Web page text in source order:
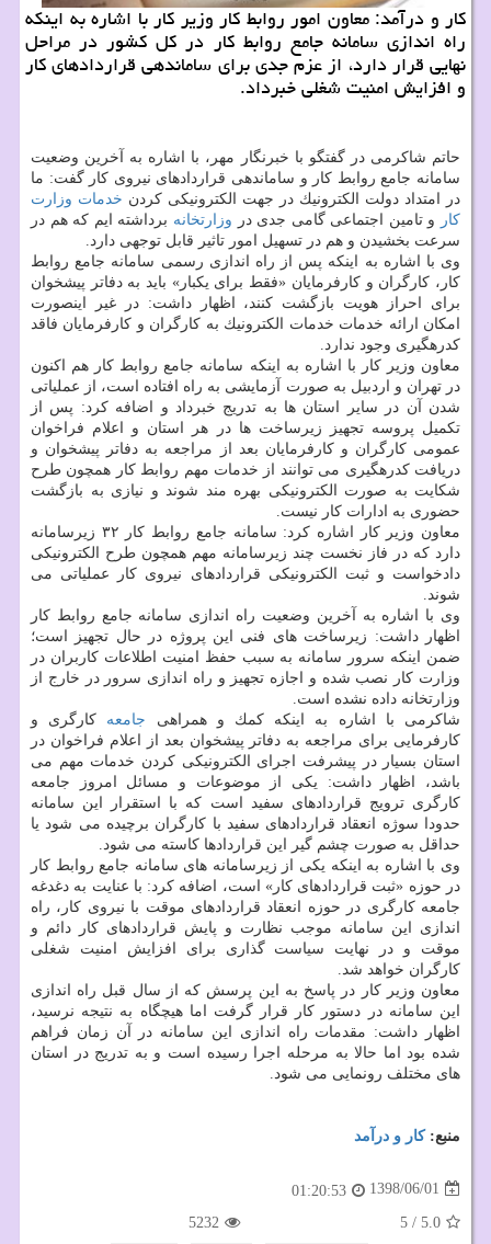
كار و درآمد: معاون امور روابط كار وزیر كار با اشاره به اینكه
راه اندازی سامانه جامع روابط كار در كل كشور در مراحل
نهایی قرار دارد، از عزم جدی برای ساماندهی قراردادهای كار
و افزایش امنیت شغلی خبرداد.
حاتم شاكرمی در گفتگو با خبرنگار مهر، با اشاره به آخرین وضعیت
سامانه جامع روابط كار و ساماندهی قراردادهای نیروی كار گفت: ما
در امتداد دولت الكترونیك در جهت الكترونیكی كردن خدمات وزارت
كار
و تامین اجتماعی گامی جدی در وزارتخانه برداشته ایم كه هم در
سرعت بخشیدن و هم در تسهیل امور تاثیر قابل توجهی دارد.
وی با اشاره به اینكه پس از راه اندازی رسمی سامانه جامع روابط
كار، كارگران و كارفرمایان «فقط برای یكبار» باید به دفاتر پیشخوان
برای احراز هویت بازگشت كنند، اظهار داشت: در غیر اینصورت
امكان ارائه خدمات خدمات الكترونیك به كارگران و كارفرمایان فاقد
كدرهگیری وجود ندارد.
معاون وزیر كار با اشاره به اینكه سامانه جامع روابط كار هم اكنون
در تهران و اردبیل به صورت آزمایشی به راه افتاده است، از عملیاتی
شدن آن در سایر استان ها به تدریج خبرداد و اضافه كرد: پس از
تكمیل پروسه تجهیز زیرساخت ها در هر استان و اعلام فراخوان
عمومی كارگران و كارفرمایان بعد از مراجعه به دفاتر پیشخوان و
دریافت كدرهگیری می توانند از خدمات مهم روابط كار همچون طرح
شكایت به صورت الكترونیكی بهره مند شوند و نیازی به بازگشت
حضوری به ادارات كار نیست.
معاون وزیر كار اشاره كرد: سامانه جامع روابط كار ۳۲ زیرسامانه
دارد كه در فاز نخست چند زیرسامانه مهم همچون طرح الكترونیكی
دادخواست و ثبت الكترونیكی قراردادهای نیروی كار عملیاتی می
شوند.
وی با اشاره به آخرین وضعیت راه اندازی سامانه جامع روابط كار
اظهار داشت: زیرساخت های فنی این پروژه در حال تجهیز است؛
ضمن اینكه سرور سامانه به سبب حفظ امنیت اطلاعات كاربران در
وزارت كار نصب شده و اجازه تجهیز و راه اندازی سرور در خارج از
وزارتخانه داده نشده است.
شاكرمی با اشاره به اینكه كمك و همراهی جامعه كارگری و
كارفرمایی برای مراجعه به دفاتر پیشخوان بعد از اعلام فراخوان در
استان بسیار در پیشرفت اجرای الكترونیكی كردن خدمات مهم می
باشد، اظهار داشت: یكی از موضوعات و مسائل امروز جامعه
كارگری ترویج قراردادهای سفید است كه با استقرار این سامانه
حدودا سوژه انعقاد قراردادهای سفید با كارگران برچیده می شود یا
حداقل به صورت چشم گیر این قراردادها كاسته می شود.
وی با اشاره به اینكه یكی از زیرسامانه های سامانه جامع روابط كار
در حوزه «ثبت قراردادهای كار» است، اضافه كرد: با عنایت به دغدغه
جامعه كارگری در حوزه انعقاد قراردادهای موقت با نیروی كار، راه
اندازی این سامانه موجب نظارت و پایش قراردادهای كار دائم و
موقت و در نهایت سیاست گذاری برای افزایش امنیت شغلی
كارگران خواهد شد.
معاون وزیر كار در پاسخ به این پرسش كه از سال قبل راه اندازی
این سامانه در دستور كار قرار گرفت اما هیچگاه به نتیجه نرسید،
اظهار داشت: مقدمات راه اندازی این سامانه در آن زمان فراهم
شده بود اما حالا به مرحله اجرا رسیده است و به تدریج در استان
های مختلف رونمایی می شود.
منبع:كار و درآمد
1398/06/01
01:20:53
5.0
/
5
5232